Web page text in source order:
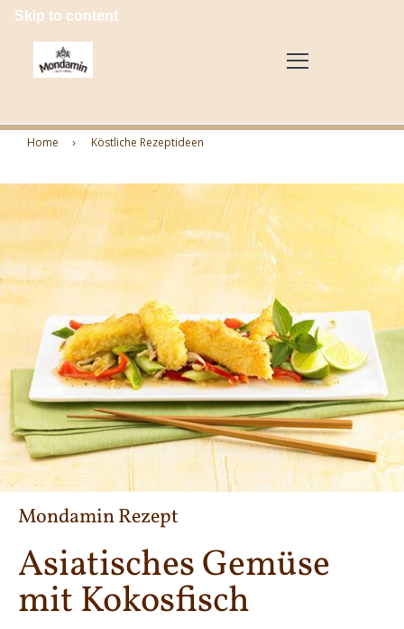
Skip to content
Home Köstliche Rezeptideen
Mondamin Rezept
Asiatisches Gemüse
mit Kokosfisch